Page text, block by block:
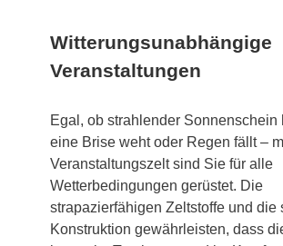
Witterungsunabhängige
Veranstaltungen
Egal, ob strahlender Sonnenschein
eine Brise weht oder Regen fällt –
Veranstaltungszelt sind Sie für alle
Wetterbedingungen gerüstet. Die
strapazierfähigen Zeltstoffe und die
Konstruktion gewährleisten, dass